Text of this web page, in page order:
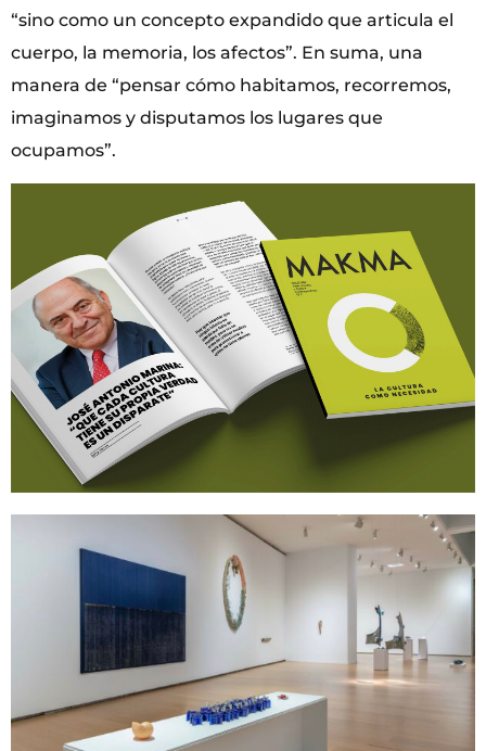
“sino como un concepto expandido que articula el
cuerpo, la memoria, los afectos”. En suma, una
manera de “pensar cómo habitamos, recorremos,
imaginamos y disputamos los lugares que
ocupamos”.